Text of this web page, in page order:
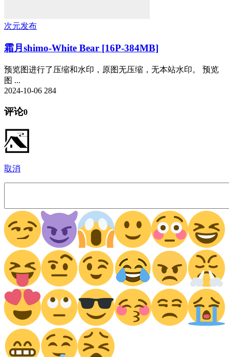
次元发布
霜月shimo-White Bear [16P-384MB]
预览图进行了压缩和水印，原图无压缩，无本站水印。 预览
图 ...
2024-10-06 284
评论0
取消